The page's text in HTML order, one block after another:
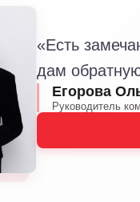
«Есть
дам
Егорова
Руководитель